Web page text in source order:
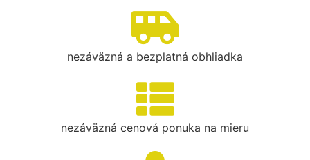
nezáväzná a bezplatná obhliadka
nezáväzná cenová ponuka na mieru